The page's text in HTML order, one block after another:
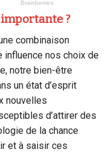
?
combinaison
influence nos choix de
notre bien-être
un état d’esprit
nouvelles
d’attirer des
de la chance
et à saisir ces